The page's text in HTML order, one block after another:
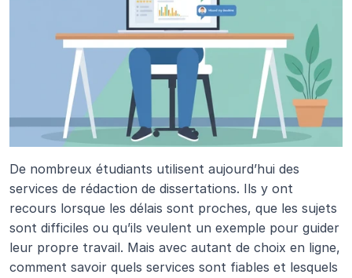
De nombreux étudiants utilisent aujourd’hui des
services de rédaction de dissertations. Ils y ont
recours lorsque les délais sont proches, que les sujets
sont difficiles ou qu’ils veulent un exemple pour guider
leur propre travail. Mais avec autant de choix en ligne,
comment savoir quels services sont fiables et lesquels